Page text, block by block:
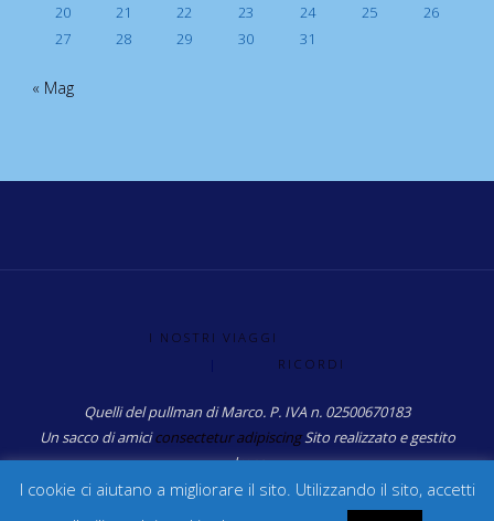
20
21 22 23 24 25
26
27
28 29 30 31
« Mag
I NOSTRI VIAGGI
RICORDI
Quelli del pullman di Marco. P. IVA n. 02500670183
Un sacco di amiciconsectetur adipiscingSito realizzato e gestito
da: sg
I cookie ci aiutano a migliorare il sito. Utilizzando il sito, accetti